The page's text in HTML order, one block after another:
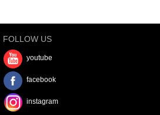
FOLLOW US
youtube
facebook
instagram